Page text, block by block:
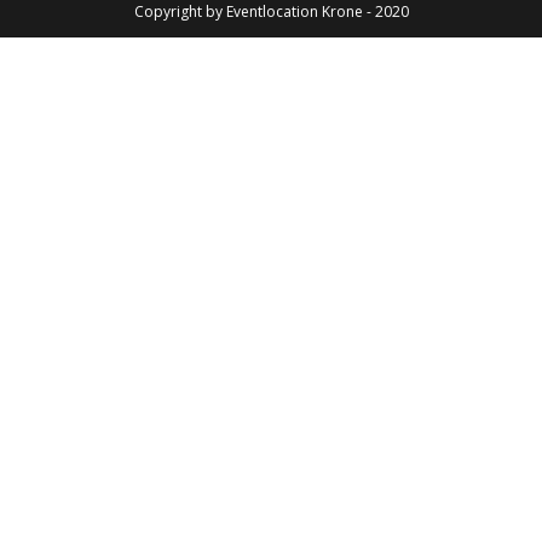
Copyright by Eventlocation Krone - 2020